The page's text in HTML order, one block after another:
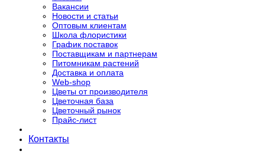
Вакансии
Новости и статьи
Оптовым клиентам
Школа флористики
График поставок
Поставщикам и партнерам
Питомникам растений
Доставка и оплата
Web-shop
Цветы от производителя
Цветочная база
Цветочный рынок
Прайс-лист
Контакты